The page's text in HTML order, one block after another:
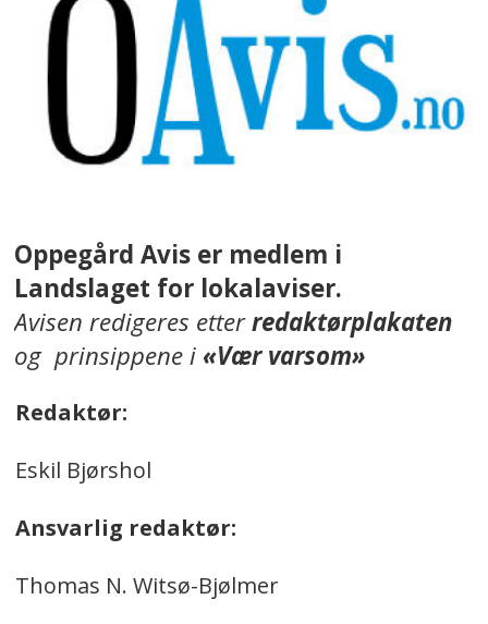
Oppegård Avis er medlem i
Landslaget for lokalaviser.
Avisen redigeres etterredaktørplakaten
og prinsippene i«Vær varsom»
Redaktør:
Eskil Bjørshol
Ansvarlig redaktør:
Thomas N. Witsø-Bjølmer